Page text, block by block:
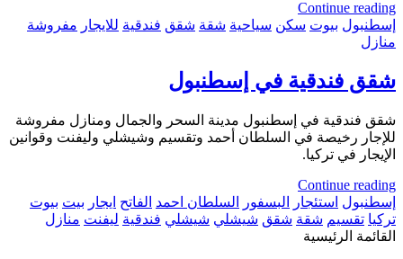
Continue reading
إسطنبول بيوت سكن سياحية شقة شقق فندقية للايجار مفروشة
منازل
شقق فندقية في إسطنبول
شقق فندقية في إسطنبول مدينة السحر والجمال ومنازل مفروشة
للإجار رخيصة في السلطان أحمد وتقسيم وشيشلي وليفنت وقوانين
الإيجار في تركيا.
Continue reading
إسطنبول استئجار البسفور السلطان احمد الفاتح ايجار بيت بيوت
تركيا تقسيم شقة شقق شيشلي شيشلي فندقية ليفنت منازل
القائمة الرئيسية